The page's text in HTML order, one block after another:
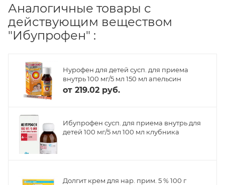
Аналогичные товары с
действующим веществом
"Ибупрофен" :
Нурофен для детей сусп. для приема
внутрь 100 мг/5 мл 150 мл апельсин
от 219.02 руб.
Ибупрофен сусп. для приема внутрь для
детей 100 мг/5 мл 100 мл клубника
Долгит крем для нар. прим. 5 % 100 г